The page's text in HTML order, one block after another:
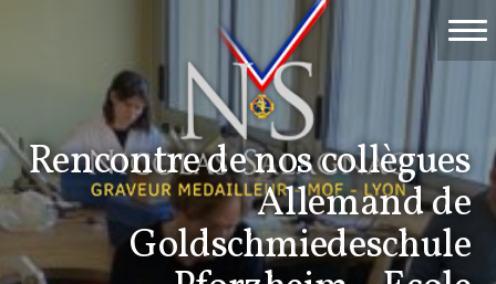
Rencontre de nos collègues
Allemand de
Goldschmiedeschule
Accueil
Travaux
Événements
Nicolas Salagnac